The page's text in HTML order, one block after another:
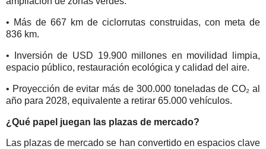
• Más de 667 km de ciclorrutas construidas, con meta de
836 km.
• Inversión de USD 19.900 millones en movilidad limpia,
espacio público, restauración ecológica y calidad del aire.
• Proyección de evitar más de 300.000 toneladas de CO₂ al
año para 2028, equivalente a retirar 65.000 vehículos.
¿Qué papel juegan las plazas de mercado?
Las plazas de mercado se han convertido en espacios clave